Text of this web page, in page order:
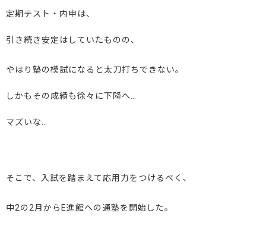
定期テスト・内申は、
引き続き安定はしていたものの、
やはり塾の模試になると太刀打ちできない。
しかもその成績も徐々に下降へ…
マズいな…
そこで、入試を踏まえて応用力をつけるべく、
中2の2月からE進館への通塾を開始した。